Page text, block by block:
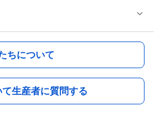
ちについて
生産者に質問する